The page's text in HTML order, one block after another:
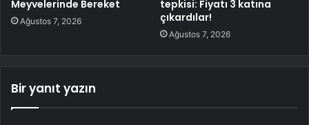
Meyvelerinde Bereket
Ağustos 7, 2026
tepkisi: Fiyatı 3 katına
çıkardılar!
Ağustos 7, 2026
Bir yanıt yazın